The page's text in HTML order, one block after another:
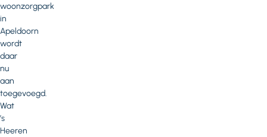
woonzorgpark
in
Apeldoorn
wordt
daar
nu
aan
toegevoegd.
Wat
’s
Heeren